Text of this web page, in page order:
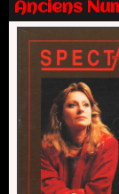
Nomination de
direction du
13/06/2026
Dispositif
18/03/2026
Anciens